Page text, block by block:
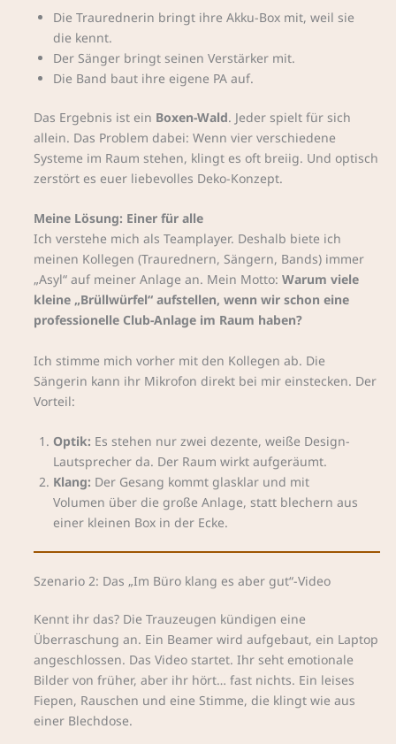
Die Traurednerin bringt ihre Akku-Box mit, weil sie
die kennt.
Der Sänger bringt seinen Verstärker mit.
Die Band baut ihre eigene PA auf.
Das Ergebnis ist ein Boxen-Wald. Jeder spielt für sich
allein. Das Problem dabei: Wenn vier verschiedene
Systeme im Raum stehen, klingt es oft breiig. Und optisch
zerstört es euer liebevolles Deko-Konzept.
Meine Lösung: Einer für alle
Ich verstehe mich als Teamplayer. Deshalb biete ich
meinen Kollegen (Traurednern, Sängern, Bands) immer
„Asyl“ auf meiner Anlage an. Mein Motto: Warum viele
kleine „Brüllwürfel“ aufstellen, wenn wir schon eine
professionelle Club-Anlage im Raum haben?
Ich stimme mich vorher mit den Kollegen ab. Die
Sängerin kann ihr Mikrofon direkt bei mir einstecken. Der
Vorteil:
Optik: Es stehen nur zwei dezente, weiße Design-
Lautsprecher da. Der Raum wirkt aufgeräumt.
Klang: Der Gesang kommt glasklar und mit
Volumen über die große Anlage, statt blechern aus
einer kleinen Box in der Ecke.
Szenario 2: Das „Im Büro klang es aber gut“-Video
Kennt ihr das? Die Trauzeugen kündigen eine
Überraschung an. Ein Beamer wird aufgebaut, ein Laptop
angeschlossen. Das Video startet. Ihr seht emotionale
Bilder von früher, aber ihr hört… fast nichts. Ein leises
Fiepen, Rauschen und eine Stimme, die klingt wie aus
einer Blechdose.